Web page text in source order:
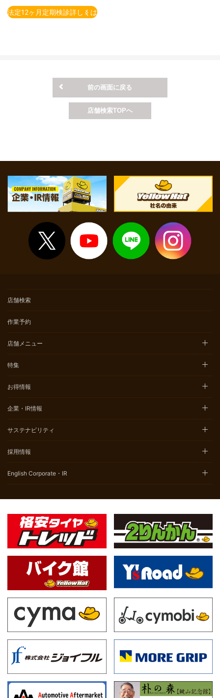
※自賠責保険料は2023年4月1日現在の保険料となります。
※印紙代は2026年4月1日現在の料金となります。
は、使用用途や車種によって異なります。
※上記価格表は当店での価格となります。店舗により価格が異なり
ますので予めご了承ください。
※上記価格は税込表示となります。
※上記価格は基本価格（追加整備が発生しない場合）となります。
法定12ヶ月定期検診詳しくは
前の画面に戻る
店舗検索TOPへ
店舗検索
作業予約
店舗メニュー
特集
お得情報
企業・IR情報
サステナビリティ
採用情報
English Corporate・IR